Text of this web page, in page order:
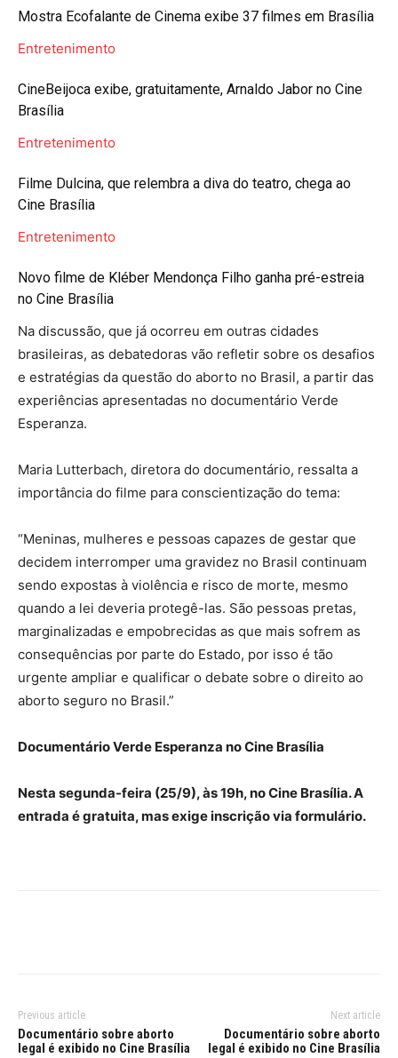
Mostra Ecofalante de Cinema exibe 37 filmes em Brasília
Entretenimento
CineBeijoca exibe, gratuitamente, Arnaldo Jabor no Cine
Brasília
Entretenimento
Filme Dulcina, que relembra a diva do teatro, chega ao
Cine Brasília
Entretenimento
Novo filme de Kléber Mendonça Filho ganha pré-estreia
no Cine Brasília
Na discussão, que já ocorreu em outras cidades
brasileiras, as debatedoras vão refletir sobre os desafios
e estratégias da questão do aborto no Brasil, a partir das
experiências apresentadas no documentário Verde
Esperanza.
Maria Lutterbach, diretora do documentário, ressalta a
importância do filme para conscientização do tema:
“Meninas, mulheres e pessoas capazes de gestar que
decidem interromper uma gravidez no Brasil continuam
sendo expostas à violência e risco de morte, mesmo
quando a lei deveria protegê-las. São pessoas pretas,
marginalizadas e empobrecidas as que mais sofrem as
consequências por parte do Estado, por isso é tão
urgente ampliar e qualificar o debate sobre o direito ao
aborto seguro no Brasil.”
Documentário Verde Esperanza no Cine Brasília
Nesta segunda-feira (25/9), às 19h, no Cine Brasília. A
entrada é gratuita, mas exige inscrição via formulário.
Previous article
Documentário sobre aborto
legal é exibido no Cine Brasília
Next article
Documentário sobre aborto
legal é exibido no Cine Brasília